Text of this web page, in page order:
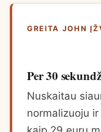
GREITA JOHN
Per 30
Nuskaitau
normalizuoju